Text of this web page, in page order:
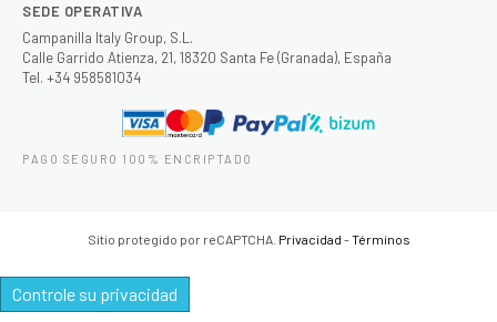
SEDE OPERATIVA
Campanilla Italy Group, S.L.
Calle Garrido Atienza, 21, 18320 Santa Fe (Granada), España
Tel. +34 958581034
PAGO SEGURO 100% ENCRIPTADO
Sitio protegido por reCAPTCHA. Privacidad -Términos
Controle su privacidad